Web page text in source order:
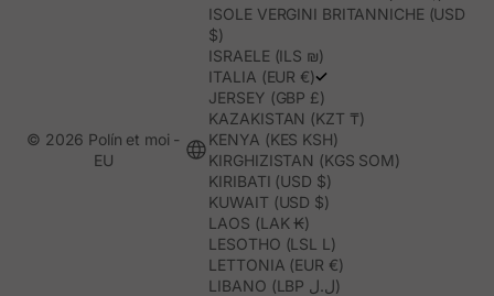
ISOLE VERGINI BRITANNICHE (USD
$)
ISRAELE (ILS ₪)
ITALIA (EUR €)
JERSEY (GBP £)
KAZAKISTAN (KZT ₸)
KENYA (KES KSH)
KIRGHIZISTAN (KGS SOM)
KIRIBATI (USD $)
KUWAIT (USD $)
LAOS (LAK ₭)
LESOTHO (LSL L)
LETTONIA (EUR €)
LIBANO (LBP ل.ل)
© 2026 Polín et moi -
EU